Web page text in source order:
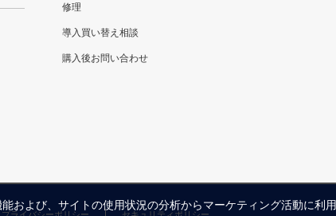
修理
導入買い替え相談
購入後お問い合わせ
よび、サイトの使用状況の分析からマーケティング活動に利